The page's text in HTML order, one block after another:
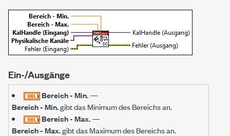
Ein-/Ausgänge
Bereich - Min.—
Bereich - Min.gibt das Minimum des Bereichs an.
Bereich - Max.—
Bereich - Max.gibt das Maximum des Bereichs an.